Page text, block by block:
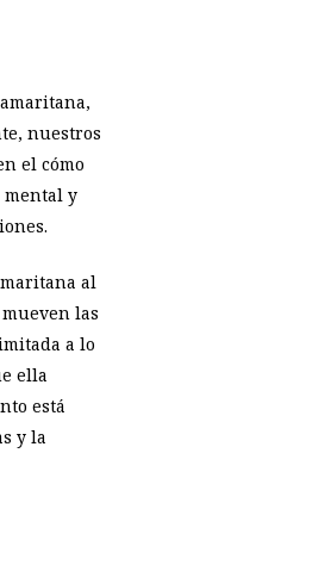
nuestros
el cómo
mental y
al
las
a lo
ella
está
y la